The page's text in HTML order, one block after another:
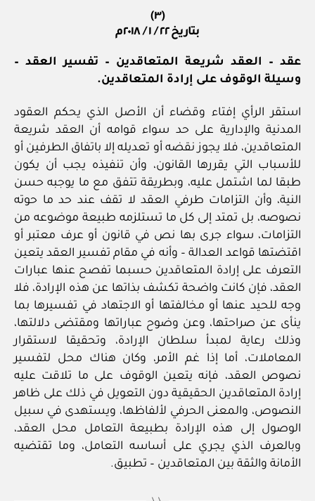
(٣)
بتاريخ ٢٢ / ١ / ٢٠١٨م
عقد – العقد شريعة المتعاقدين – تفسير العقد –
وسيلة الوقوف على إرادة المتعاقدين.
استقر الرأي إفتاء وقضاء أن الأصل الذي يحكم العقود
المدنية والإدارية على حد سواء قوامه أن العقد شريعة
المتعاقدين، فلا يجوز نقضه أو تعديله إلا باتفاق الطرفين أو
للأسباب التي يقررها القانون، وأن تنفيذه يجب أن يكون
طبقا لما اشتمل عليه، وبطريقة تتفق مع ما يوجبه حسن
النية، وأن التزامات طرفي العقد لا تقف عند حد ما حوته
نصوصه، بل تمتد إلى كل ما تستلزمه طبيعة موضوعه من
التزامات، سواء جرى بها نص في قانون أو عرف معتبر أو
اقتضتها قواعد العدالة – وأنه في مقام تفسير العقد يتعين
التعرف على إرادة المتعاقدين حسبما تفصح عنها عبارات
العقد، فإن كانت واضحة تكشف بذاتها عن هذه الإرادة، فلا
وجه للحيد عنها أو مخالفتها أو الاجتهاد في تفسيرها بما
ينأى عن صراحتها، وعن وضوح عباراتها ومقتضى دلالتها،
وذلك رعاية لمبدأ سلطان الإرادة، وتحقيقا لاستقرار
المعاملات، أما إذا غم الأمر، وكان هناك محل لتفسير
نصوص العقد، فإنه يتعين الوقوف على ما تلاقت عليه
إرادة المتعاقدين الحقيقية دون التعويل في ذلك على ظاهر
النصوص، والمعنى الحرفي لألفاظها، ويستهدى في سبيل
الوصول إلى هذه الإرادة بطبيعة التعامل محل العقد،
وبالعرف الذي يجري على أساسه التعامل، وما تقتضيه
الأمانة والثقة بين المتعاقدين – تطبيق.